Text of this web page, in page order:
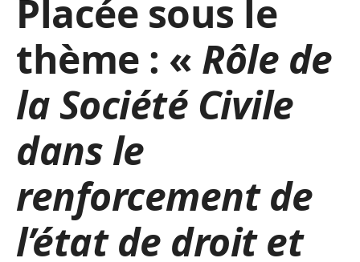
Placée sous le
thème : « Rôle de
la Société Civile
dans le
renforcement de
l’état de droit et